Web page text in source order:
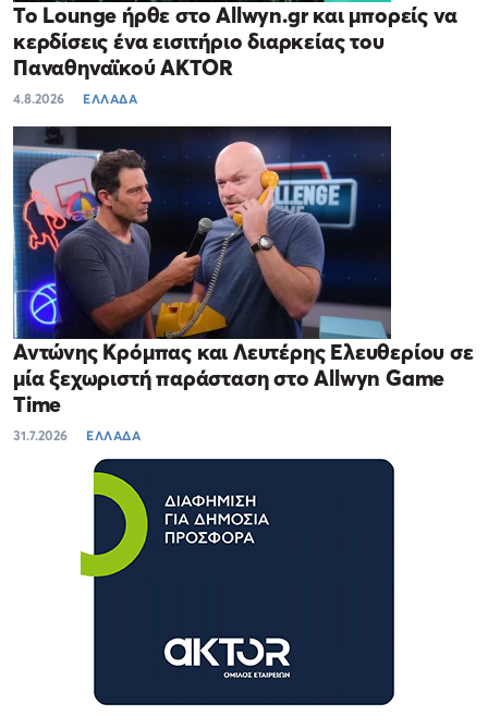
Το Lounge ήρθε στο Allwyn.gr και μπορείς να
κερδίσεις ένα εισιτήριο διαρκείας του
Παναθηναϊκού AKTOR
4.8.2026 ΕΛΛΑΔΑ
Αντώνης Κρόμπας και Λευτέρης Ελευθερίου σε
μία ξεχωριστή παράσταση στο Allwyn Game
Time
31.7.2026 ΕΛΛΑΔΑ